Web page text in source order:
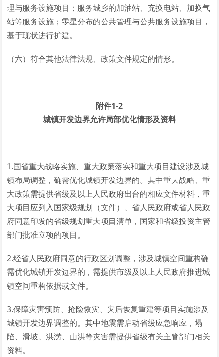
理与服务设施项目；服务城乡的加油站、充换电站、加换气
站等服务设施；零星分布的公共管理与公共服务设施项目，
基于现状进行扩建。
（六）符合其他法律法规、政策文件规定的情形。
附件1-2
城镇开发边界允许局部优化情形及资料
1.国省重大战略实施、重大政策落实和重大项目建设涉及城
镇布局调整，确需优化城镇开发边界的。其中重大战略、重
大政策需提供省级及以上人民政府出台的相应文件材料，重
大项目应列入国家级规划（文件）、省人民政府或省人民政
府同意印发的省级规划重大项目清单，国家和省级投资主管
部门批准立项的项目。
2.经省人民政府同意的行政区划调整，涉及城镇空间重构确
需优化城镇开发边界的，需提供市级及以上人民政府推进城
镇空间重构依据或文件。
3.保障灾害预防、抢险救灾、灾后恢复重建等项目实施涉及
城镇开发边界调整的。其中地震需启动省级应急响应，塌
陷、滑坡、洪涝、山洪等灾害需提供省级有关主管部门相关
资料。